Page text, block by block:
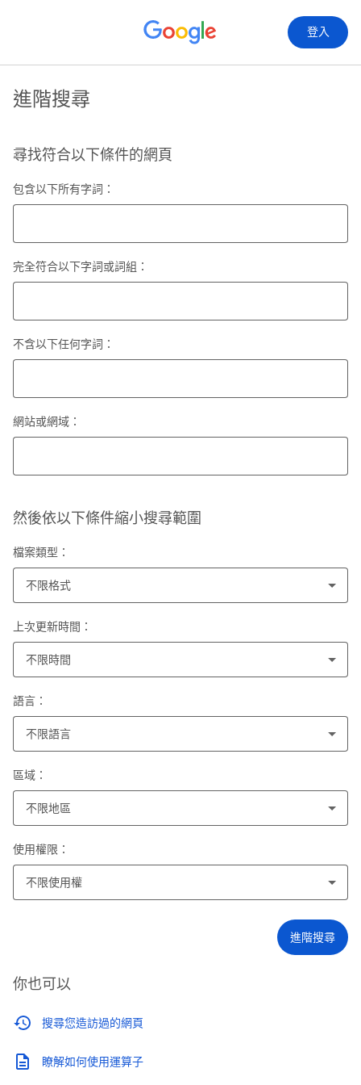
登入
進階搜尋
尋找符合以下條件的網頁
包含以下所有字詞：
完全符合以下字詞或詞組：
不含以下任何字詞：
網站或網域：
然後依以下條件縮小搜尋範圍
檔案類型：
不限格式
上次更新時間：
不限時間
語言：
不限語言
區域：
不限地區
使用權限：
不限使用權
進階搜尋
你也可以
搜尋您造訪過的網頁
瞭解如何使用運算子